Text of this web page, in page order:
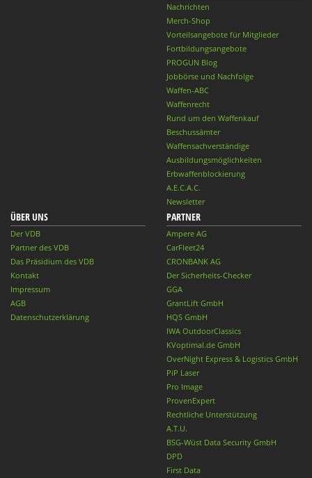
Nachrichten
Merch-Shop
Vorteilsangebote für Mitglieder
Fortbildungsangebote
PROGUN Blog
Jobbörse und Nachfolge
Waffen-ABC
Waffenrecht
Rund um den Waffenkauf
Beschussämter
Waffensachverständige
Ausbildungsmöglichkeiten
Erbwaffenblockierung
A.E.C.A.C.
Newsletter
ÜBER UNS
Der VDB
Partner des VDB
Das Präsidium des VDB
Kontakt
Impressum
AGB
Datenschutzerklärung
PARTNER
Ampere AG
CarFleet24
CRONBANK AG
Der Sicherheits-Checker
GGA
GrantLift GmbH
HQS GmbH
IWA OutdoorClassics
KVoptimal.de GmbH
OverNight Express & Logistics GmbH
PiP Laser
Pro Image
ProvenExpert
Rechtliche Unterstützung
A.T.U.
BSG-Wüst Data Security GmbH
DPD
First Data